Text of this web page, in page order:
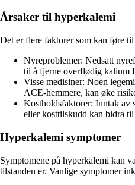
Årsaker til hyperkalemi
Det er flere faktorer som kan føre
Nyreproblemer: Nedsatt
til å fjerne overflødig kalium
Visse medisiner: Noen
ACE-hemmere, kan øke
Kostholdsfaktorer: Inntak av
eller kosttilskudd kan bidra
Hyperkalemi symptomer
Symptomene på hyperkalemi kan
tilstanden er. Vanlige symptomer